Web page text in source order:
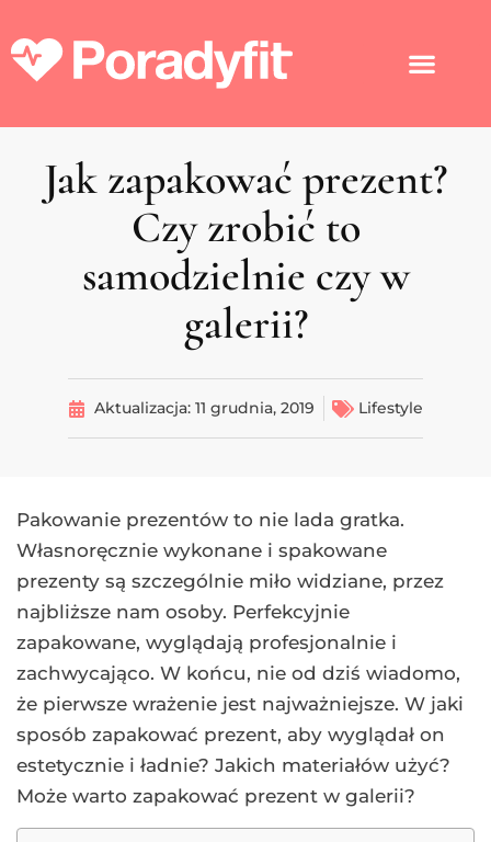
Jak zapakować prezent?
Czy zrobić to
samodzielnie czy w
galerii?
Aktualizacja: 11 grudnia, 2019 Lifestyle
Pakowanie prezentów to nie lada gratka.
Własnoręcznie wykonane i spakowane
prezenty są szczególnie miło widziane, przez
najbliższe nam osoby. Perfekcyjnie
zapakowane, wyglądają profesjonalnie i
zachwycająco. W końcu, nie od dziś wiadomo,
że pierwsze wrażenie jest najważniejsze. W jaki
sposób zapakować prezent, aby wyglądał on
estetycznie i ładnie? Jakich materiałów użyć?
Może warto zapakować prezent w galerii?